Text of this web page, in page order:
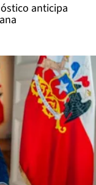
anticipa